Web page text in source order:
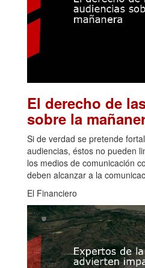
El derecho de
sobre la
Si de verdad se pretende
audiencias, éstos no pueden
los medios de comunicación
deben alcanzar a la
El Financiero